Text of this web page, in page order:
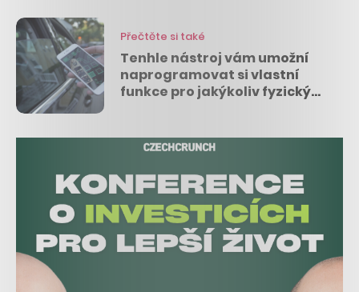
Přečtěte si také
Tenhle nástroj vám umožní
naprogramovat si vlastní
funkce pro jakýkoliv fyzický